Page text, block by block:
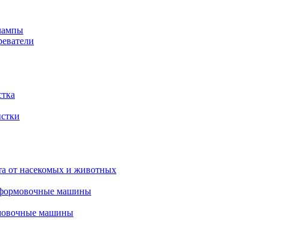
от насекомых и животных
машины
машины